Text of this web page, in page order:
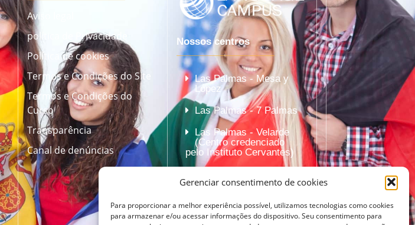
Gerenciar consentimento de cookies
Para proporcionar a melhor experiência possível, utilizamos tecnologias como cookies
para armazenar e/ou acessar informações do dispositivo. Seu consentimento para
Aviso legal
política de Privacidade
Política de cookies
Termos e Condições do Site
Termos e Condições do
Curso
Transparência
Canal de denúncias
Nossos centros
Las Palmas - Mesa y
López
Las Palmas - 7 Palmas
Las Palmas - Velarde
(Centro credenciado
pelo Instituto Cervantes)